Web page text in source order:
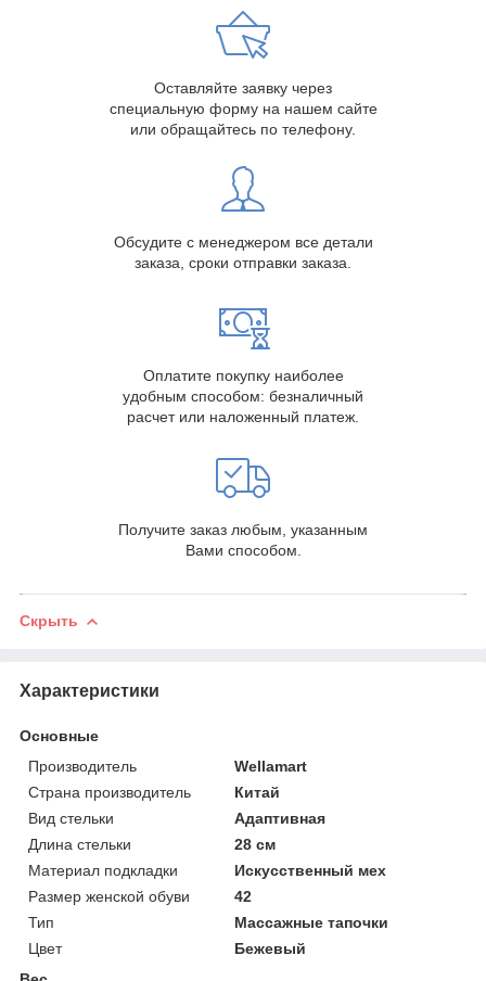
Оставляйте заявку через
специальную форму на нашем сайте
или обращайтесь по телефону.
Обсудите с менеджером все детали
заказа, сроки отправки заказа.
Оплатите покупку наиболее
удобным способом: безналичный
расчет или наложенный платеж.
Получите заказ любым, указанным
Вами способом.
Скрыть
Характеристики
Основные
Производитель
Wellamart
Страна производитель
Китай
Вид стельки
Адаптивная
Длина стельки
28 см
Материал подкладки
Искусственный мех
Размер женской обуви
42
Тип
Массажные тапочки
Цвет
Бежевый